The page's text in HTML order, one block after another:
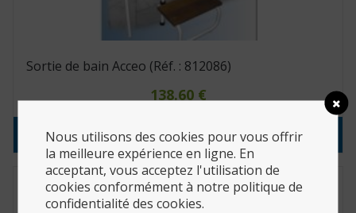
Sortie de bain Acceo (Réf. : 812086)
138.60 €
Consulter le produit
Nous utilisons des cookies pour vous offrir
la meilleure expérience en ligne. En
acceptant, vous acceptez l'utilisation de
cookies conformément à notre politique de
confidentialité des cookies.